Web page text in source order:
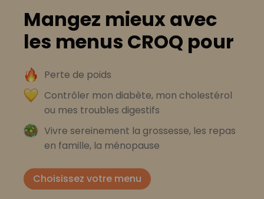
Mangez mieux avec
les menus CROQ pour
Perte de poids
Contrôler mon diabète, mon cholestérol
ou mes troubles digestifs
Vivre sereinement la grossesse, les repas
en famille, la ménopause
Choisissez votre menu